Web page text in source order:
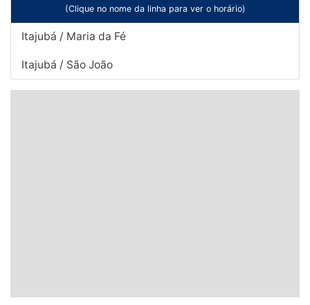
(Clique no nome da linha para ver o horário)
Itajubá / Maria da Fé
Itajubá / São João